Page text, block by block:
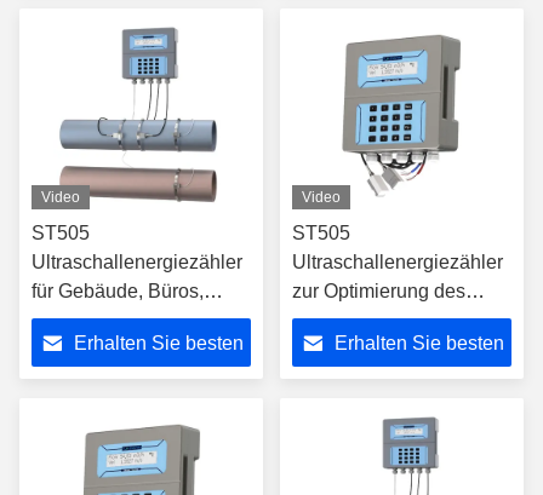
Teilen, der eine lange
Lebensdauer und
Durchflussmessung
gewährleistet
Video
ST505
Ultraschallenergiezähler
für Gebäude, Büros,
Museen, Krankenhäuser,
Schulen und U-Bahnen
Erhalten Sie besten
Video
ST505
Ultraschallenergiezähler
zur Optimierung des
Energieverbrauchs in
Heiz- und Kühlsystemen
von U-Bahnen
Erhalten Sie besten